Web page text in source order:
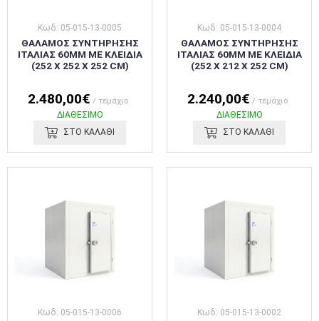
Κωδ: 05-015-13-0005
ΘΑΛΑΜΟΣ ΣΥΝΤΗΡΗΣΗΣ
ΙΤΑΛΙΑΣ 60MM ΜΕ ΚΛΕΙΔΙΑ
(252 X 252 X 252 CM)
2.480,00€ / τεμάχιο
ΔΙΑΘΕΣΙΜΟ
ΣΤΟ ΚΑΛΑΘΙ
Κωδ: 05-015-13-0004
ΘΑΛΑΜΟΣ ΣΥΝΤΗΡΗΣΗΣ
ΙΤΑΛΙΑΣ 60MM ΜΕ ΚΛΕΙΔΙΑ
(252 X 212 X 252 CM)
2.240,00€ / τεμάχιο
ΔΙΑΘΕΣΙΜΟ
ΣΤΟ ΚΑΛΑΘΙ
Κωδ: 05-015-13-0006 Κωδ: 05-015-13-0002